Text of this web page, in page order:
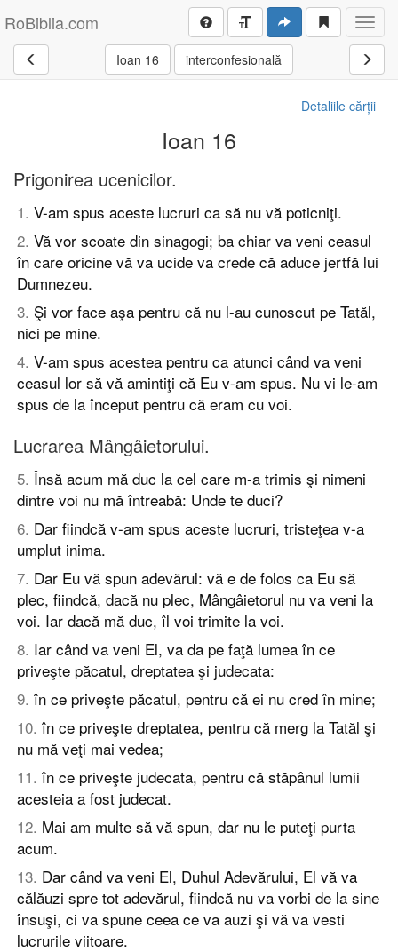
RoBiblia.com
Ioan 16 interconfesională
Detaliile cărții
Ioan 16
Prigonirea ucenicilor.
1. V-am spus aceste lucruri ca să nu vă poticniţi.
2. Vă vor scoate din sinagogi; ba chiar va veni ceasul
în care oricine vă va ucide va crede că aduce jertfă lui
Dumnezeu.
3. Şi vor face aşa pentru că nu l-au cunoscut pe Tatăl,
nici pe mine.
4. V-am spus acestea pentru ca atunci când va veni
ceasul lor să vă amintiţi că Eu v-am spus. Nu vi le-am
spus de la început pentru că eram cu voi.
Lucrarea Mângâietorului.
5. Însă acum mă duc la cel care m-a trimis şi nimeni
dintre voi nu mă întreabă: Unde te duci?
6. Dar fiindcă v-am spus aceste lucruri, tristeţea v-a
umplut inima.
7. Dar Eu vă spun adevărul: vă e de folos ca Eu să
plec, fiindcă, dacă nu plec, Mângâietorul nu va veni la
voi. Iar dacă mă duc, îl voi trimite la voi.
8. Iar când va veni El, va da pe faţă lumea în ce
priveşte păcatul, dreptatea şi judecata:
9. în ce priveşte păcatul, pentru că ei nu cred în mine;
10. în ce priveşte dreptatea, pentru că merg la Tatăl şi
nu mă veţi mai vedea;
11. în ce priveşte judecata, pentru că stăpânul lumii
acesteia a fost judecat.
12. Mai am multe să vă spun, dar nu le puteţi purta
acum.
13. Dar când va veni El, Duhul Adevărului, El vă va
călăuzi spre tot adevărul, fiindcă nu va vorbi de la sine
însuşi, ci va spune ceea ce va auzi şi vă va vesti
lucrurile viitoare.